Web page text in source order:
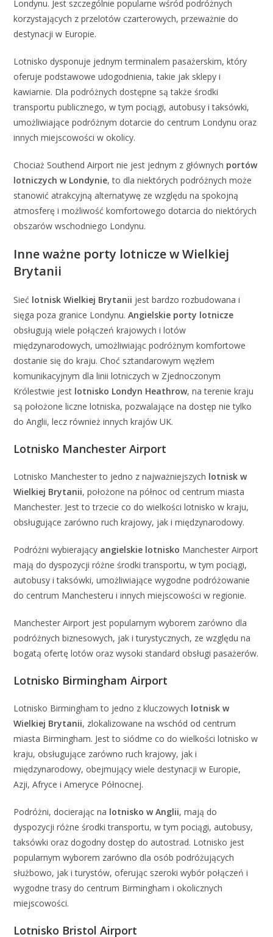
Londynu. Jest szczególnie popularne wśród podróżnych
korzystających z przelotów czarterowych, przeważnie do
destynacji w Europie.
Lotnisko dysponuje jednym terminalem pasażerskim, który
oferuje podstawowe udogodnienia, takie jak sklepy i
kawiarnie. Dla podróżnych dostępne są także środki
transportu publicznego, w tym pociągi, autobusy i taksówki,
umożliwiające podróżnym dotarcie do centrum Londynu oraz
innych miejscowości w okolicy.
Chociaż Southend Airport nie jest jednym z głównych portów
lotniczych w Londynie, to dla niektórych podróżnych może
stanowić atrakcyjną alternatywę ze względu na spokojną
atmosferę i możliwość komfortowego dotarcia do niektórych
obszarów wschodniego Londynu.
Inne ważne porty lotnicze w Wielkiej
Brytanii
Sieć lotnisk Wielkiej Brytanii jest bardzo rozbudowana i
sięga poza granice Londynu.Angielskie porty lotnicze
obsługują wiele połączeń krajowych i lotów
międzynarodowych, umożliwiając podróżnym komfortowe
dostanie się do kraju. Choć sztandarowym węzłem
komunikacyjnym dla linii lotniczych w Zjednoczonym
Królestwie jest lotnisko Londyn Heathrow, na terenie kraju
są położone liczne lotniska, pozwalające na dostęp nie tylko
do Anglii, lecz również innych krajów UK.
Lotnisko Manchester Airport
Lotnisko Manchester to jedno z najważniejszych lotnisk w
Wielkiej Brytanii, położone na północ od centrum miasta
Manchester. Jest to trzecie co do wielkości lotnisko w kraju,
obsługujące zarówno ruch krajowy, jak i międzynarodowy.
Podróżni wybierający angielskie lotnisko Manchester Airport
mają do dyspozycji różne środki transportu, w tym pociągi,
autobusy i taksówki, umożliwiające wygodne podróżowanie
do centrum Manchesteru i innych miejscowości w regionie.
Manchester Airport jest popularnym wyborem zarówno dla
podróżnych biznesowych, jak i turystycznych, ze względu na
bogatą ofertę lotów oraz wysoki standard obsługi pasażerów.
Lotnisko Birmingham Airport
Lotnisko Birmingham to jedno z kluczowych lotnisk w
Wielkiej Brytanii, zlokalizowane na wschód od centrum
miasta Birmingham. Jest to siódme co do wielkości lotnisko w
kraju, obsługujące zarówno ruch krajowy, jak i
międzynarodowy, obejmujący wiele destynacji w Europie,
Azji, Afryce i Ameryce Północnej.
Podróżni, docierając na lotnisko w Anglii, mają do
dyspozycji różne środki transportu, w tym pociągi, autobusy,
taksówki oraz dogodny dostęp do autostrad. Lotnisko jest
popularnym wyborem zarówno dla osób podróżujących
służbowo, jak i turystów, oferując szeroki wybór połączeń i
wygodne trasy do centrum Birmingham i okolicznych
miejscowości.
Lotnisko Bristol Airport